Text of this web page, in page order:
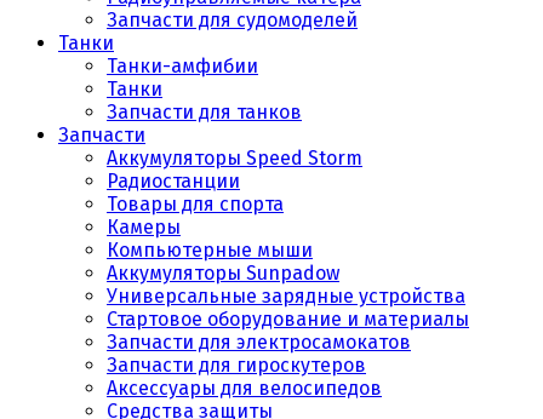
Запчасти для судомоделей
Танки
Танки-амфибии
Танки
Запчасти для танков
Запчасти
Аккумуляторы Speed Storm
Радиостанции
Товары для спорта
Камеры
Компьютерные мыши
Аккумуляторы Sunpadow
Универсальные зарядные устройства
Стартовое оборудование и материалы
Запчасти для электросамокатов
Запчасти для гироскутеров
Аксессуары для велосипедов
Средства защиты